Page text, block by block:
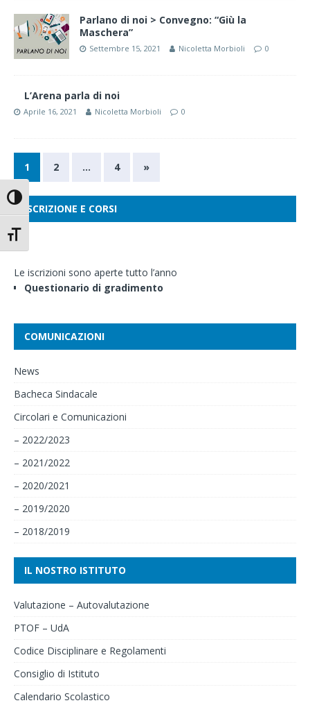
Attiva/disattiva alto contrasto
Attiva/disattiva dimensione testo
Parlano di noi > Convegno: “Giù la
Maschera”
Settembre 15, 2021 Nicoletta Morbioli 0
L’Arena parla di noi
Aprile 16, 2021 Nicoletta Morbioli 0
1 2 … 4 »
ISCRIZIONE E CORSI
Le iscrizioni sono aperte tutto l’anno
Questionario di gradimento
COMUNICAZIONI
News
Bacheca Sindacale
Circolari e Comunicazioni
– 2022/2023
– 2021/2022
– 2020/2021
– 2019/2020
– 2018/2019
IL NOSTRO ISTITUTO
Valutazione – Autovalutazione
PTOF – UdA
Codice Disciplinare e Regolamenti
Consiglio di Istituto
Calendario Scolastico